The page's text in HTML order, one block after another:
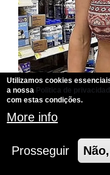
Utilizamos cookies
a nossa Politica de
com estas condições.
More info
Prosseguir